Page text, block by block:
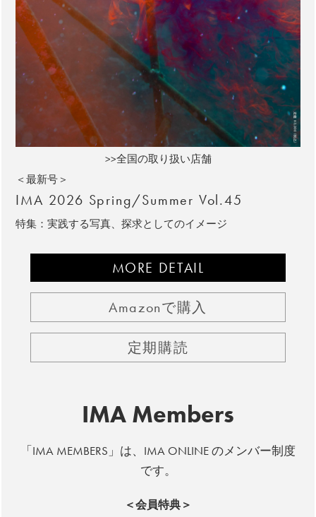
>>全国の取り扱い店舗
＜最新号＞
IMA 2026 Spring/Summer Vol.45
特集：実践する写真、探求としてのイメージ
MORE DETAIL
Amazonで購入
定期購読
IMA Members
「IMA MEMBERS」は、IMA ONLINE のメンバー制度
です。
＜会員特典＞